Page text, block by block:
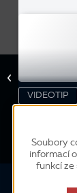
VIDEOTIP
daňových
Soubory
informací
funkcí ze